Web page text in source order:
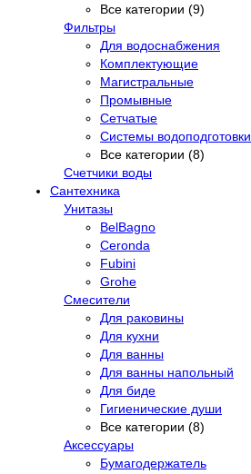
Все категории (9)
Фильтры
Для водоснабжения
Комплектующие
Магистральные
Промывные
Сетчатые
Системы водоподготовки
Все категории (8)
Счетчики воды
Сантехника
Унитазы
BelBagno
Ceronda
Fubini
Grohe
Смесители
Для раковины
Для кухни
Для ванны
Для ванны напольный
Для биде
Гигиенические души
Все категории (8)
Аксессуары
Бумагодержатель